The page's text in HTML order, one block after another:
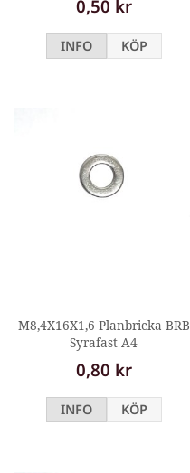
0,50 kr
INFO KÖP
M8,4X16X1,6 Planbricka BRB
Syrafast A4
0,80 kr
INFO KÖP